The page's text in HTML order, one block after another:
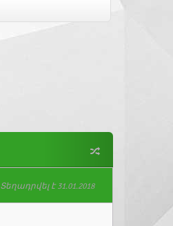
Տեղադրվել է 31.01.2018